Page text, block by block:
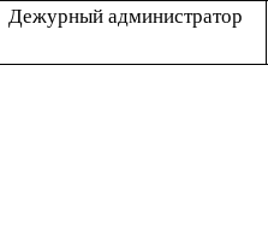
Дежурный администратор